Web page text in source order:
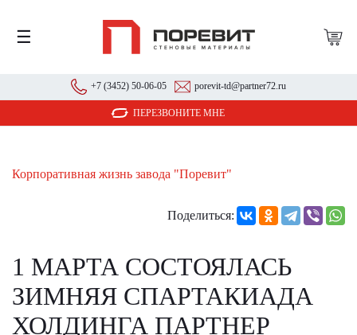
☰
+7 (3452) 50-06-05 porevit-td@partner72.ru
ПЕРЕЗВОНИТЕ МНЕ
Корпоративная жизнь завода "Поревит"
Поделиться:
1 МАРТА СОСТОЯЛАСЬ
ЗИМНЯЯ СПАРТАКИАДА
ХОЛДИНГА ПАРТНЕР